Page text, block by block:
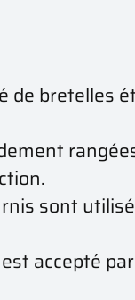
de
sont
accepté